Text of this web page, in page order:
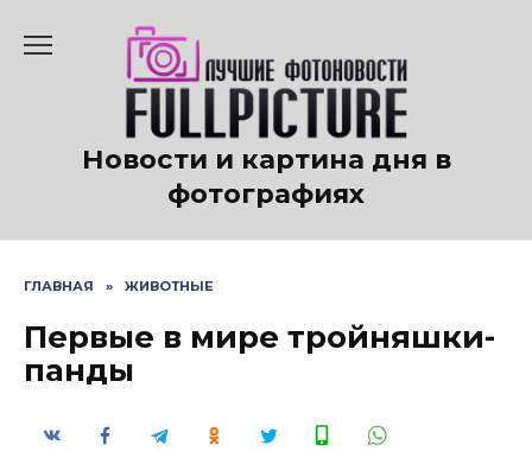
содержанию
Новости и картина дня в
фотографиях
ГЛАВНАЯ » ЖИВОТНЫЕ
Первые в мире тройняшки-
панды